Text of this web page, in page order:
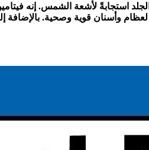
استجابةً لأشعة الشمس. إنه